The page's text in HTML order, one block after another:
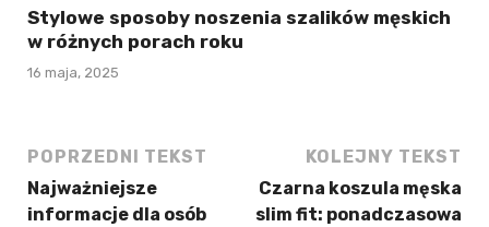
Stylowe sposoby noszenia szalików męskich
w różnych porach roku
16 maja, 2025
POPRZEDNI TEKST
Najważniejsze
informacje dla osób
KOLEJNY TEKST
Czarna koszula męska
slim fit: ponadczasowa